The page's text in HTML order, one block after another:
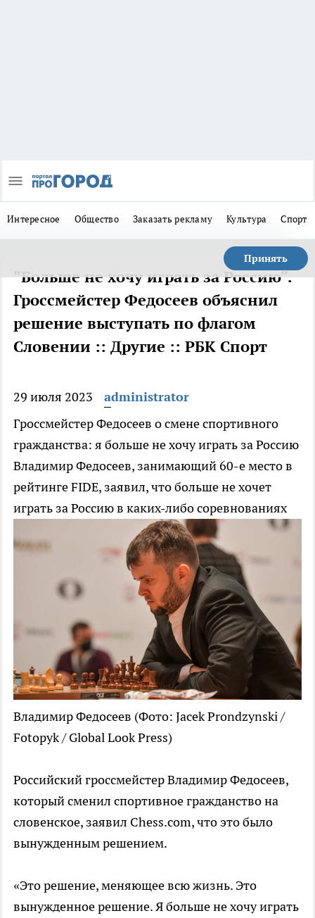
Интересное Общество Заказать рекламу Культура Спорт
Принять
"Больше не хочу играть за Россию".
Гроссмейстер Федосеев объяснил
решение выступать по флагом
Словении :: Другие :: РБК Спорт
29 июля 2023
administrator
Гроссмейстер Федосеев о смене спортивного
гражданства: я больше не хочу играть за Россию
Владимир Федосеев, занимающий 60-е место в
рейтинге FIDE, заявил, что больше не хочет
играть за Россию в каких-либо соревнованиях
Владимир Федосеев (Фото: Jacek Prondzynski /
Fotopyk / Global Look Press)
Российский гроссмейстер Владимир Федосеев,
который сменил спортивное гражданство на
словенское, заявил Chess.com, что это было
вынужденным решением.
«Это решение, меняющее всю жизнь. Это
вынужденное решение. Я больше не хочу играть